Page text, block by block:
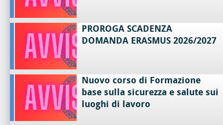
PROROGA SCADENZA
DOMANDA ERASMUS 2026/2027
Nuovo corso di Formazione
base sulla sicurezza e salute sui
luoghi di lavoro